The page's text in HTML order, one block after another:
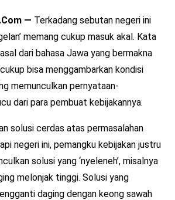
— Terkadang sebutan negeri ini
memang cukup masuk akal. Kata
dari bahasa Jawa yang bermakna
bisa menggambarkan kondisi
memunculkan pernyataan-
dari para pembuat kebijakannya.
solusi cerdas atas permasalahan
negeri ini, pemangku kebijakan justru
solusi yang ‘nyeleneh’, misalnya
melonjak tinggi. Solusi yang
daging dengan keong sawah